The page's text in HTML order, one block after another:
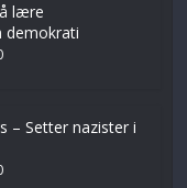
lære
demokrati
– Setter nazister i